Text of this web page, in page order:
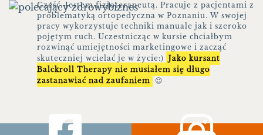
Cześć. Jestem fizjoterapeutą. Pracuje z pacjentami z
problematyką ortopedyczna w Poznaniu. W swojej
pracy wykorzystuje techniki manuale jak i szeroko
pojętym ruch. Uczestnicząc w kursie chciałbym
rozwinąć umiejętności marketingowe i zacząć
skuteczniej wcielać je w życie:) Jako kursant
Balckroll Therapy nie musiałem się długo
zastanawiać nad zaufaniem
😉